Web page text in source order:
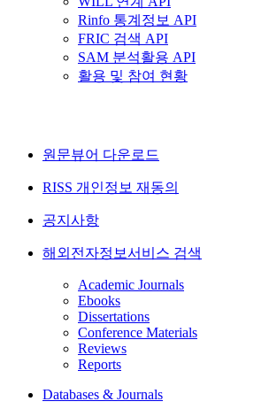
Rinfo 통계정보 API
FRIC 검색 API
SAM 분석활용 API
활용 및 참여 현황
원문뷰어 다운로드
RISS 개인정보 재동의
공지사항
해외전자정보서비스 검색
Academic Journals
Ebooks
Dissertations
Conference Materials
Reviews
Reports
Databases & Journals